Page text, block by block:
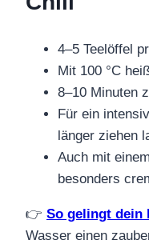
4–5 Teelöffel
Mit 100 °C
8–10 Minuten
Für ein
länger ziehen
Auch mit
besonders
👉 So gelingt dein
Wasser einen